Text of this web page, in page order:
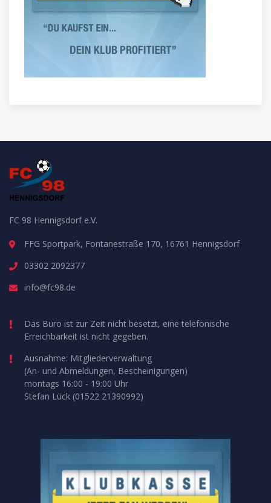
FC 98 Hennigsdorf e.V.
FFG Sportpark, Fontanestraße 170, 16761 Hennigsdorf
03302 2092377
info@fc98.de
Das Büro ist zur Zeit nicht besetzt, eine telefonische
Erreichbarkeit ist nicht gegeben.
Ausnahme: Mitgliederverwaltung
(An- und Abmeldungen, Bescheinigungen)
montags 16:00 - 19:00 Uhr
Stefan Lück (01522 21390992)